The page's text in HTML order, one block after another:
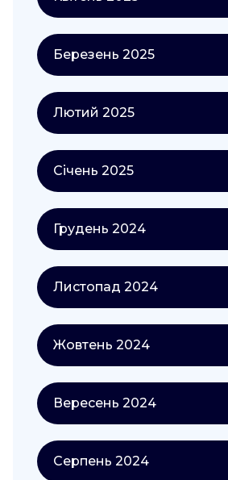
Березень 2025
Лютий 2025
Січень 2025
Грудень 2024
Листопад 2024
Жовтень 2024
Вересень 2024
Серпень 2024